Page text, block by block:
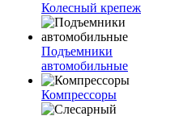
Колесный крепеж
Подъемники
автомобильные
Компрессоры